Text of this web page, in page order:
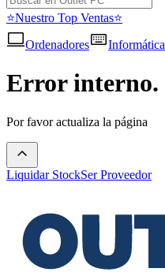
⭐Nuestro Top Ventas⭐
Ordenadores
Informática
Error interno.
Por favor actualiza la página
Liquidar StockSer Proveedor